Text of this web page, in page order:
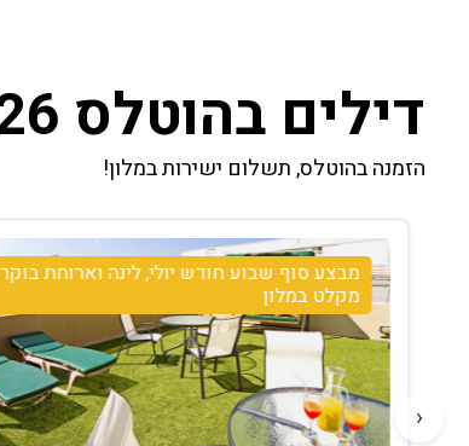
דילים בהוטלס 2026
הזמנה בהוטלס, תשלום ישירות במלון!
מבצע סוף שבוע חודש יולי, לינה וארוחת
מקלט במלון
‹